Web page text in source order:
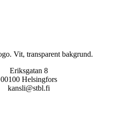
Eriksgatan 8
00100 Helsingfors
kansli@stbl.fi